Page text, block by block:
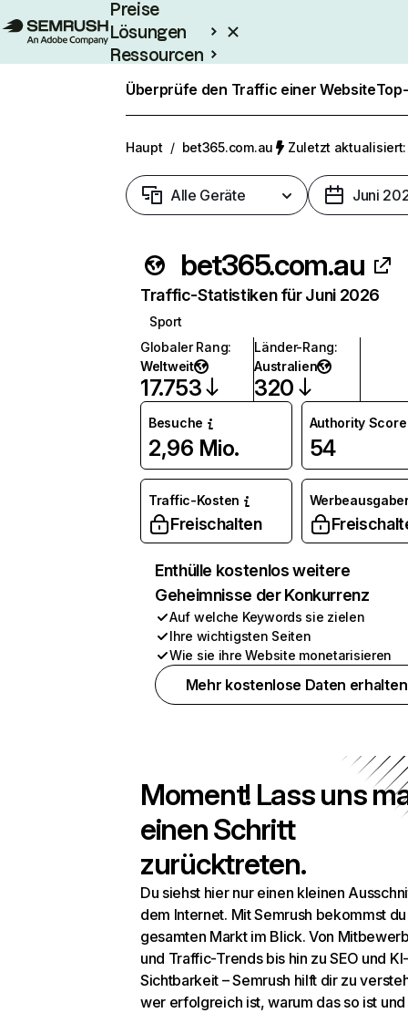
Preise
Lösungen
Ressourcen
Enterprise
Überprüfe den Traffic einer Website
Haupt / bet365.com.au Zuletzt
Alle Geräte Juni
bet365.com.au
Traffic-Statistiken für Juni 2026
Sport
Globaler Rang:
Weltweit
17.753
Länder-Rang:
Australien
320
Besuche
2,96 Mio.
Authority Score
54
Traffic-Kosten
Freischalten
Enthülle kostenlos weitere
Geheimnisse der Konkurrenz
Auf welche Keywords sie zielen
Ihre wichtigsten Seiten
Wie sie ihre Website monetarisieren
Mehr kostenlose Daten erhalten
Moment! Lass uns
einen Schritt
zurücktreten.
Du siehst hier nur einen kleinen
dem Internet. Mit Semrush bekommst
gesamten Markt im Blick. Von
und Traffic-Trends bis hin zu SEO und KI-
Sichtbarkeit – Semrush hilft dir zu
wer erfolgreich ist, warum das so ist